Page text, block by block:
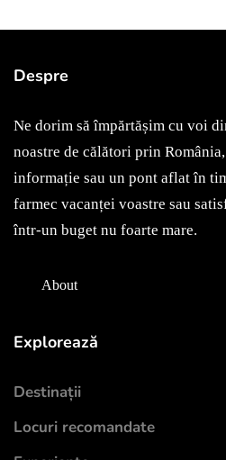
Despre
Ne dorim să împărtășim cu voi
noastre de călători prin
informație sau un pont aflat în
farmec vacanței voastre sau
într-un buget nu foarte mare.
About
Explorează
Destinații
Locuri recomandate